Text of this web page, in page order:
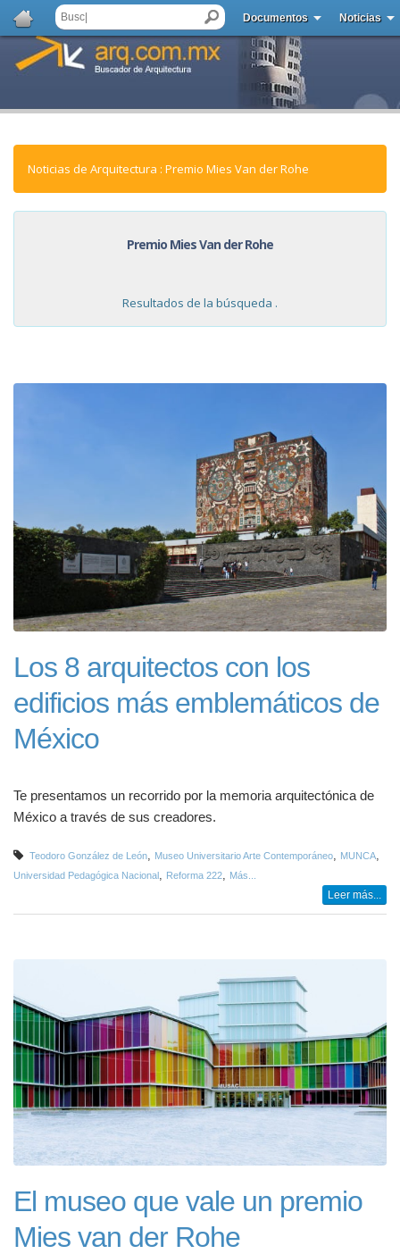
Documentos Noticias
Noticias de Arquitectura : Premio Mies Van der Rohe
Premio Mies Van der Rohe
Resultados de la búsqueda .
Los 8 arquitectos con los
edificios más emblemáticos de
México
Te presentamos un recorrido por la memoria arquitectónica de
México a través de sus creadores.
Teodoro González de León, Museo Universitario Arte Contemporáneo, MUNCA,
Universidad Pedagógica Nacional , Reforma 222, Más...
Leer más...
El museo que vale un premio
Mies van der Rohe